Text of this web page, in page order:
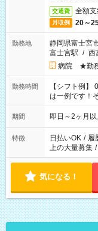
交通費 全額
月収例 20～
勤務地
静岡県富士宮
富士宮駅 / 西
病院 ★勤務
勤務時間
【シフト例】
は一例です！
期間 即日～2ヶ月
特徴 日払いOK / 履
上の大量募集 /
気になる！